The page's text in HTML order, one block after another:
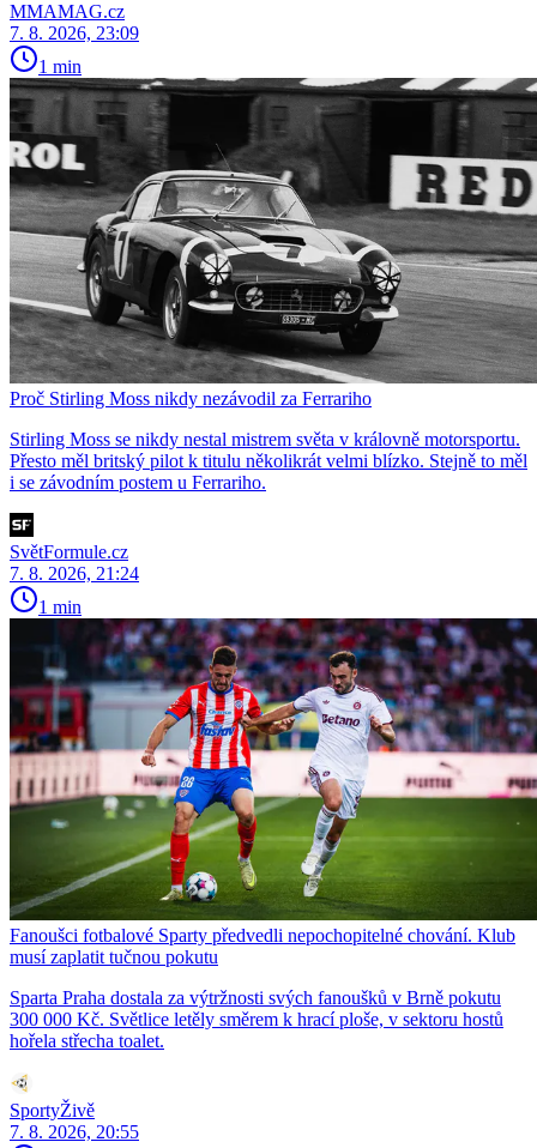
MMAMAG.cz
7. 8. 2026, 23:09
1 min
Proč Stirling Moss nikdy nezávodil za Ferrariho
Stirling Moss se nikdy nestal mistrem světa v královně motorsportu.
Přesto měl britský pilot k titulu několikrát velmi blízko. Stejně to měl
i se závodním postem u Ferrariho.
SvětFormule.cz
7. 8. 2026, 21:24
1 min
Fanoušci fotbalové Sparty předvedli nepochopitelné chování. Klub
musí zaplatit tučnou pokutu
Sparta Praha dostala za výtržnosti svých fanoušků v Brně pokutu
300 000 Kč. Světlice letěly směrem k hrací ploše, v sektoru hostů
hořela střecha toalet.
SportyŽivě
7. 8. 2026, 20:55